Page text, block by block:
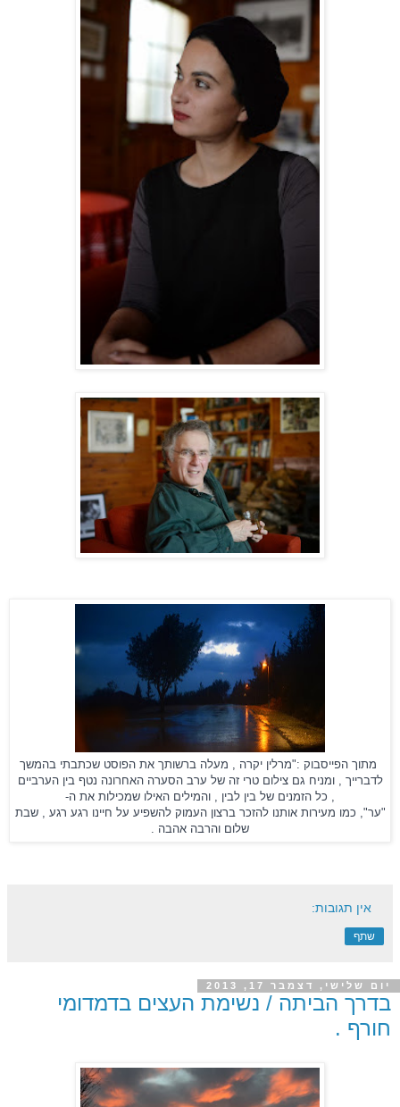
מתוך הפייסבוק :"מרלין יקרה , מעלה ברשותך את הפוסט שכתבתי בהמשך
לדברייך , ומניח גם צילום טרי זה של ערב הסערה האחרונה נטף בין הערביים
, כל הזמנים של בין לבין , והמילים האילו שמכילות את ה-
"ער", כמו מעירות אותנו להזכר ברצון העמוק להשפיע על חיינו רגע רגע , שבת
שלום והרבה אהבה .
אין תגובות:
שתף
יום שלישי, דצמבר 17, 2013
בדרך הביתה / נשימת העצים בדמדומי
חורף .